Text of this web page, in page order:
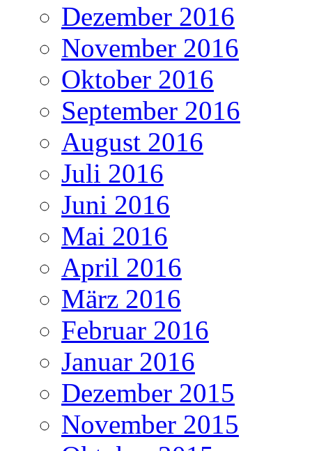
Dezember 2016
November 2016
Oktober 2016
September 2016
August 2016
Juli 2016
Juni 2016
Mai 2016
April 2016
März 2016
Februar 2016
Januar 2016
Dezember 2015
November 2015